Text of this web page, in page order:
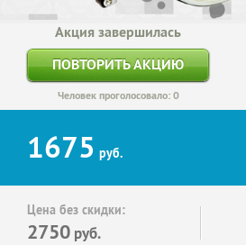
Акция завершилась
ПОВТОРИТЬ АКЦИЮ
Человек проголосовало: 0
1675 руб.
Цена без скидки:
2750 руб.